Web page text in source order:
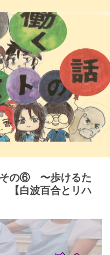
の⑥ 〜歩けるた
白波百合とリハ